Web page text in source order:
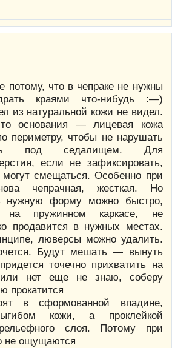
потому, что в чепраке не нужны
краями что-нибудь :—)
из натуральной кожи не видел.
основания — лицевая кожа
периметру, чтобы не нарушать
под седалищем. Для
если не зафиксировать,
могут смещаться. Особенно при
чепрачная, жесткая. Но
нужную форму можно быстро,
на пружинном каркасе, не
продавится в нужных местах.
люверсы можно удалить.
Будут мешать — вынуть
точечно прихватить на
или нет еще не знаю, соберу
прокатится
в сформованной впадине,
кожи, а проклейкой
рельефного слоя. Потому при
не ощущаются